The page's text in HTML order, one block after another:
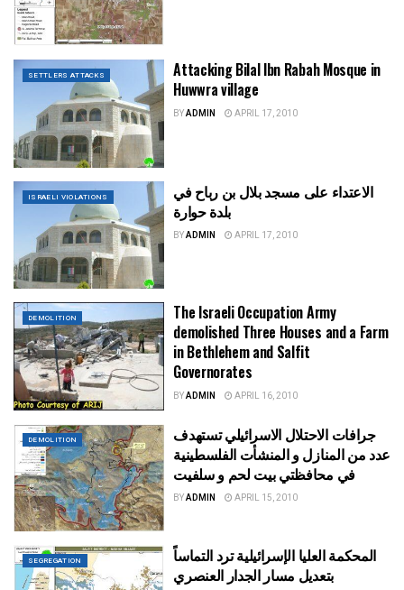
SETTLERS ATTACKS
Attacking Bilal Ibn Rabah Mosque in
Huwwra village
BYADMIN APRIL 17, 2010
ISRAELI VIOLATIONS
الاعتداء على مسجد بلال بن رباح في
بلدة حوارة
BYADMIN APRIL 17, 2010
DEMOLITION
The Israeli Occupation Army
demolished Three Houses and a Farm
in Bethlehem and Salfit
Governorates
BYADMIN APRIL 16, 2010
DEMOLITION
جرافات الاحتلال الاسرائيلي تستهدف
عدد من المنازل و المنشأت الفلسطينية
في محافظتي بيت لحم و سلفيت
BYADMIN APRIL 15, 2010
SEGREGATION
المحكمة العليا الإسرائيلية ترد التماساً
بتعديل مسار الجدار العنصري